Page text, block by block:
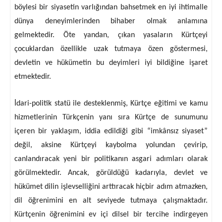
böylesi bir siyasetin varlığından bahsetmek en iyi ihtimalle
dünya deneyimlerinden bihaber olmak anlamına
gelmektedir. Öte yandan, çıkan yasaların Kürtçeyi
çocuklardan özellikle uzak tutmaya özen göstermesi,
devletin ve hükümetin bu deyimleri iyi bildiğine işaret
etmektedir.
İdari-politik statü ile desteklenmiş, Kürtçe eğitimi ve kamu
hizmetlerinin Türkçenin yanı sıra Kürtçe de sunumunu
içeren bir yaklaşım, iddia edildiği gibi “imkânsız siyaset”
değil, aksine Kürtçeyi kaybolma yolundan çevirip,
canlandıracak yeni bir politikanın asgari adımları olarak
görülmektedir. Ancak, görüldüğü kadarıyla, devlet ve
hükümet dilin işlevselliğini arttıracak hiçbir adım atmazken,
dil öğrenimini en alt seviyede tutmaya çalışmaktadır.
Kürtçenin öğrenimini ev içi dilsel bir tercihe indirgeyen